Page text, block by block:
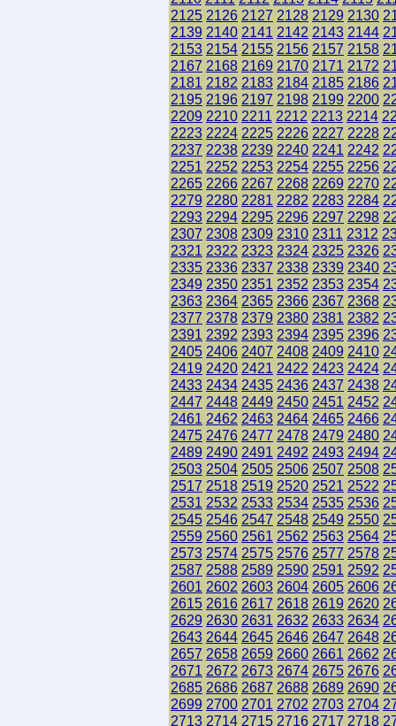
2125 2126 2127 2128 2129 2130
2139 2140 2141 2142 2143 2144
2153 2154 2155 2156 2157 2158
2167 2168 2169 2170 2171 2172
2181 2182 2183 2184 2185 2186
2195 2196 2197 2198 2199 2200
2209 2210 2211 2212 2213 2214
2223 2224 2225 2226 2227 2228
2237 2238 2239 2240 2241 2242
2251 2252 2253 2254 2255 2256
2265 2266 2267 2268 2269 2270
2279 2280 2281 2282 2283 2284
2293 2294 2295 2296 2297 2298
2307 2308 2309 2310 2311 2312
2321 2322 2323 2324 2325 2326
2335 2336 2337 2338 2339 2340
2349 2350 2351 2352 2353 2354
2363 2364 2365 2366 2367 2368
2377 2378 2379 2380 2381 2382
2391 2392 2393 2394 2395 2396
2405 2406 2407 2408 2409 2410
2419 2420 2421 2422 2423 2424
2433 2434 2435 2436 2437 2438
2447 2448 2449 2450 2451 2452
2461 2462 2463 2464 2465 2466
2475 2476 2477 2478 2479 2480
2489 2490 2491 2492 2493 2494
2503 2504 2505 2506 2507 2508
2517 2518 2519 2520 2521 2522
2531 2532 2533 2534 2535 2536
2545 2546 2547 2548 2549 2550
2559 2560 2561 2562 2563 2564
2573 2574 2575 2576 2577 2578
2587 2588 2589 2590 2591 2592
2601 2602 2603 2604 2605 2606
2615 2616 2617 2618 2619 2620
2629 2630 2631 2632 2633 2634
2643 2644 2645 2646 2647 2648
2657 2658 2659 2660 2661 2662
2671 2672 2673 2674 2675 2676
2685 2686 2687 2688 2689 2690
2699 2700 2701 2702 2703 2704
2713 2714 2715 2716 2717 2718